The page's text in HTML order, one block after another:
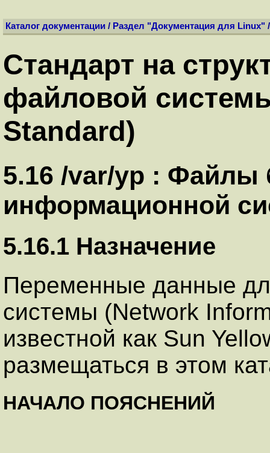
Каталог документации / Раздел "Документация для Linux"
Стандарт на
файловой
Standard)
5.16 /var/yp : Файлы
информационной
5.16.1 Назначение
Переменные данные
системы (Network
известной как Sun
размещаться в этом
НАЧАЛО ПОЯСНЕНИЙ